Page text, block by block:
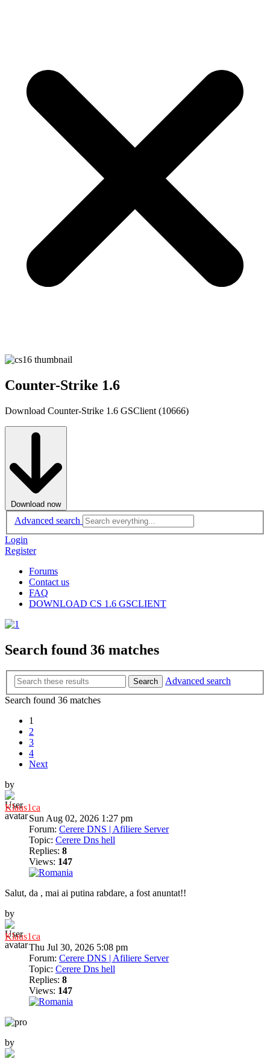
Counter-Strike 1.6
Download Counter-Strike 1.6 GSClient (10666)
Download now
Advanced search
Login
Register
Forums
Contact us
FAQ
DOWNLOAD CS 1.6 GSCLIENT
Search found 36 matches
Search
Advanced search
Search found 36 matches
1
2
3
4
Next
by
Klaus1ca
Sun Aug 02, 2026 1:27 pm
Forum: Cerere DNS | Afiliere Server
Topic: Cerere Dns hell
Replies: 8
Views: 147
Salut, da , mai ai putina rabdare, a fost anuntat!!
by
Klaus1ca
Thu Jul 30, 2026 5:08 pm
Forum: Cerere DNS | Afiliere Server
Topic: Cerere Dns hell
Replies: 8
Views: 147
by